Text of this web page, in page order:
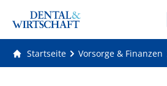
Startseite Vorsorge & Finanzen